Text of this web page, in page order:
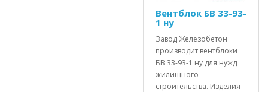
Вентблок БВ 33-93-
1 ну
Завод Железобетон
производит вентблоки
БВ 33-93-1 ну для нужд
жилищного
строительства. Изделия